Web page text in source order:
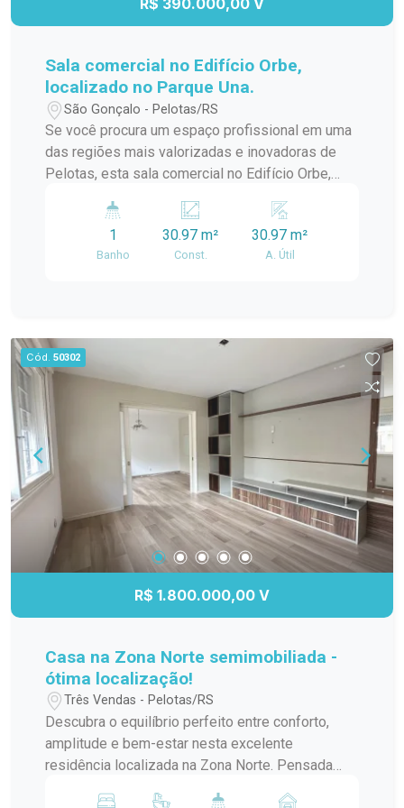
R$ 390.000,00 V
Sala comercial no Edifício Orbe,
localizado no Parque Una.
São Gonçalo - Pelotas/RS
Se você procura um espaço profissional em uma
das regiões mais valorizadas e inovadoras de
Pelotas, esta sala comercial no Edifício Orbe,
imóvel reúne modernidade, excelente iluminação
natural e versatilidade, proporcionando o
ambiente perfeito para empresas que desejam
1
Banho
30.97 m²
Const.
30.97 m²
A. Útil
Cód. 50302
R$ 1.800.000,00 V
Casa na Zona Norte semimobiliada -
ótima localização!
Três Vendas - Pelotas/RS
Descubra o equilíbrio perfeito entre conforto,
amplitude e bem-estar nesta excelente
residência localizada na Zona Norte. Pensada